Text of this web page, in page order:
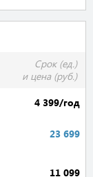
Срок (ед.)
и цена (руб.)
4 399/год
23 699
11 099